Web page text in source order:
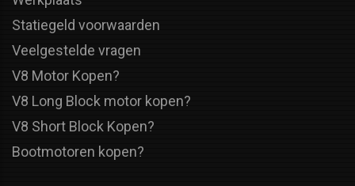
Statiegeld voorwaarden
Veelgestelde vragen
V8 Motor Kopen?
V8 Long Block motor kopen?
V8 Short Block Kopen?
Bootmotoren kopen?